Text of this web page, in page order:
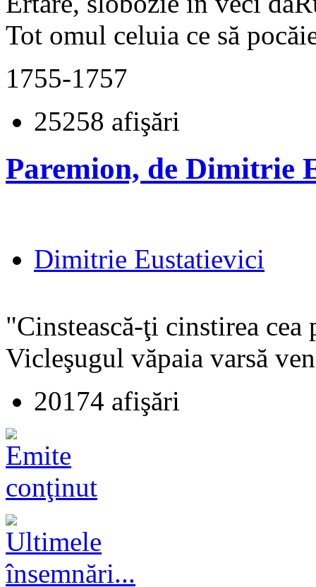
Tot omul celuia ce să
1755-1757
25258 afişări
Paremion, de Dimitrie
Dimitrie Eustatievici
"Cinstească-ţi cinstirea cea
Vicleşugul văpaia varsă
20174 afişări